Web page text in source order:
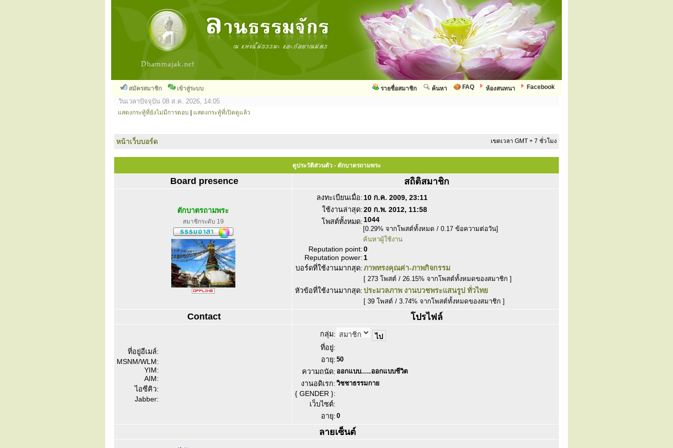
สมัครสมาชิก เข้าสู่ระบบ Facebook
ห้องสนทนา
FAQ
ค้นหา
รายชื่อสมาชิก
วันเวลาปัจจุบัน 08 ส.ค. 2026, 14:05
แสดงกระทู้ที่ยังไม่มีการตอบ แสดงกระทู้ที่เปิดดูแล้ว
หน้าเว็บบอร์ด เขตเวลา GMT + 7 ชั่วโมง
ดูประวัติส่วนตัว - ตักบาตรถามพระ
Board presence สถิติสมาชิก
ตักบาตรถามพระ
สมาชิกระดับ 19
ลงทะเบียนเมื่อ: 10 ก.ค. 2009, 23:11
ใช้งานล่าสุด:20 ก.พ. 2012, 11:58
โพสต์ทั้งหมด: 1044
[0.29% จากโพสต์ทั้งหมด / 0.17 ข้อความต่อวัน]
ค้นหาผู้ใช้งาน
Reputation point:0
Reputation power: 1
บอร์ดที่ใช้งานมากสุด:ภาพทรงคุณค่า-ภาพกิจกรรม
[ 273 โพสต์ / 26.15% จากโพสต์ทั้งหมดของสมาชิก ]
หัวข้อที่ใช้งานมากสุด:ประมวลภาพ งานบวชพระแสนรูป ทั่วไทย
[ 39 โพสต์ / 3.74% จากโพสต์ทั้งหมดของสมาชิก ]
Contact โปรไฟล์
ที่อยู่อีเมล์:
MSNM/WLM:
YIM:
AIM:
ไอซีคิว:
Jabber:
กลุ่ม:
ที่อยู่:
อายุ: 50
ความถนัด: ออกแบบ.....ออกแบบชีวิต
งานอดิเรก: วิชชาธรรมกาย
{ GENDER }:
เว็บไซต์:
อายุ: 0
ลายเซ็นต์